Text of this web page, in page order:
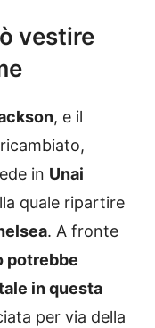
vestire
, e il
in Unai
quale ripartire
. A fronte
potrebbe
in questa
per via della